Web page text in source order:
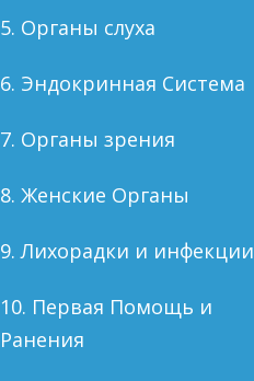
5. Органы слуха
6. Эндокринная Система
7. Органы зрения
8. Женские Органы
9. Лихорадки и инфекции
10. Первая Помощь и
Ранения